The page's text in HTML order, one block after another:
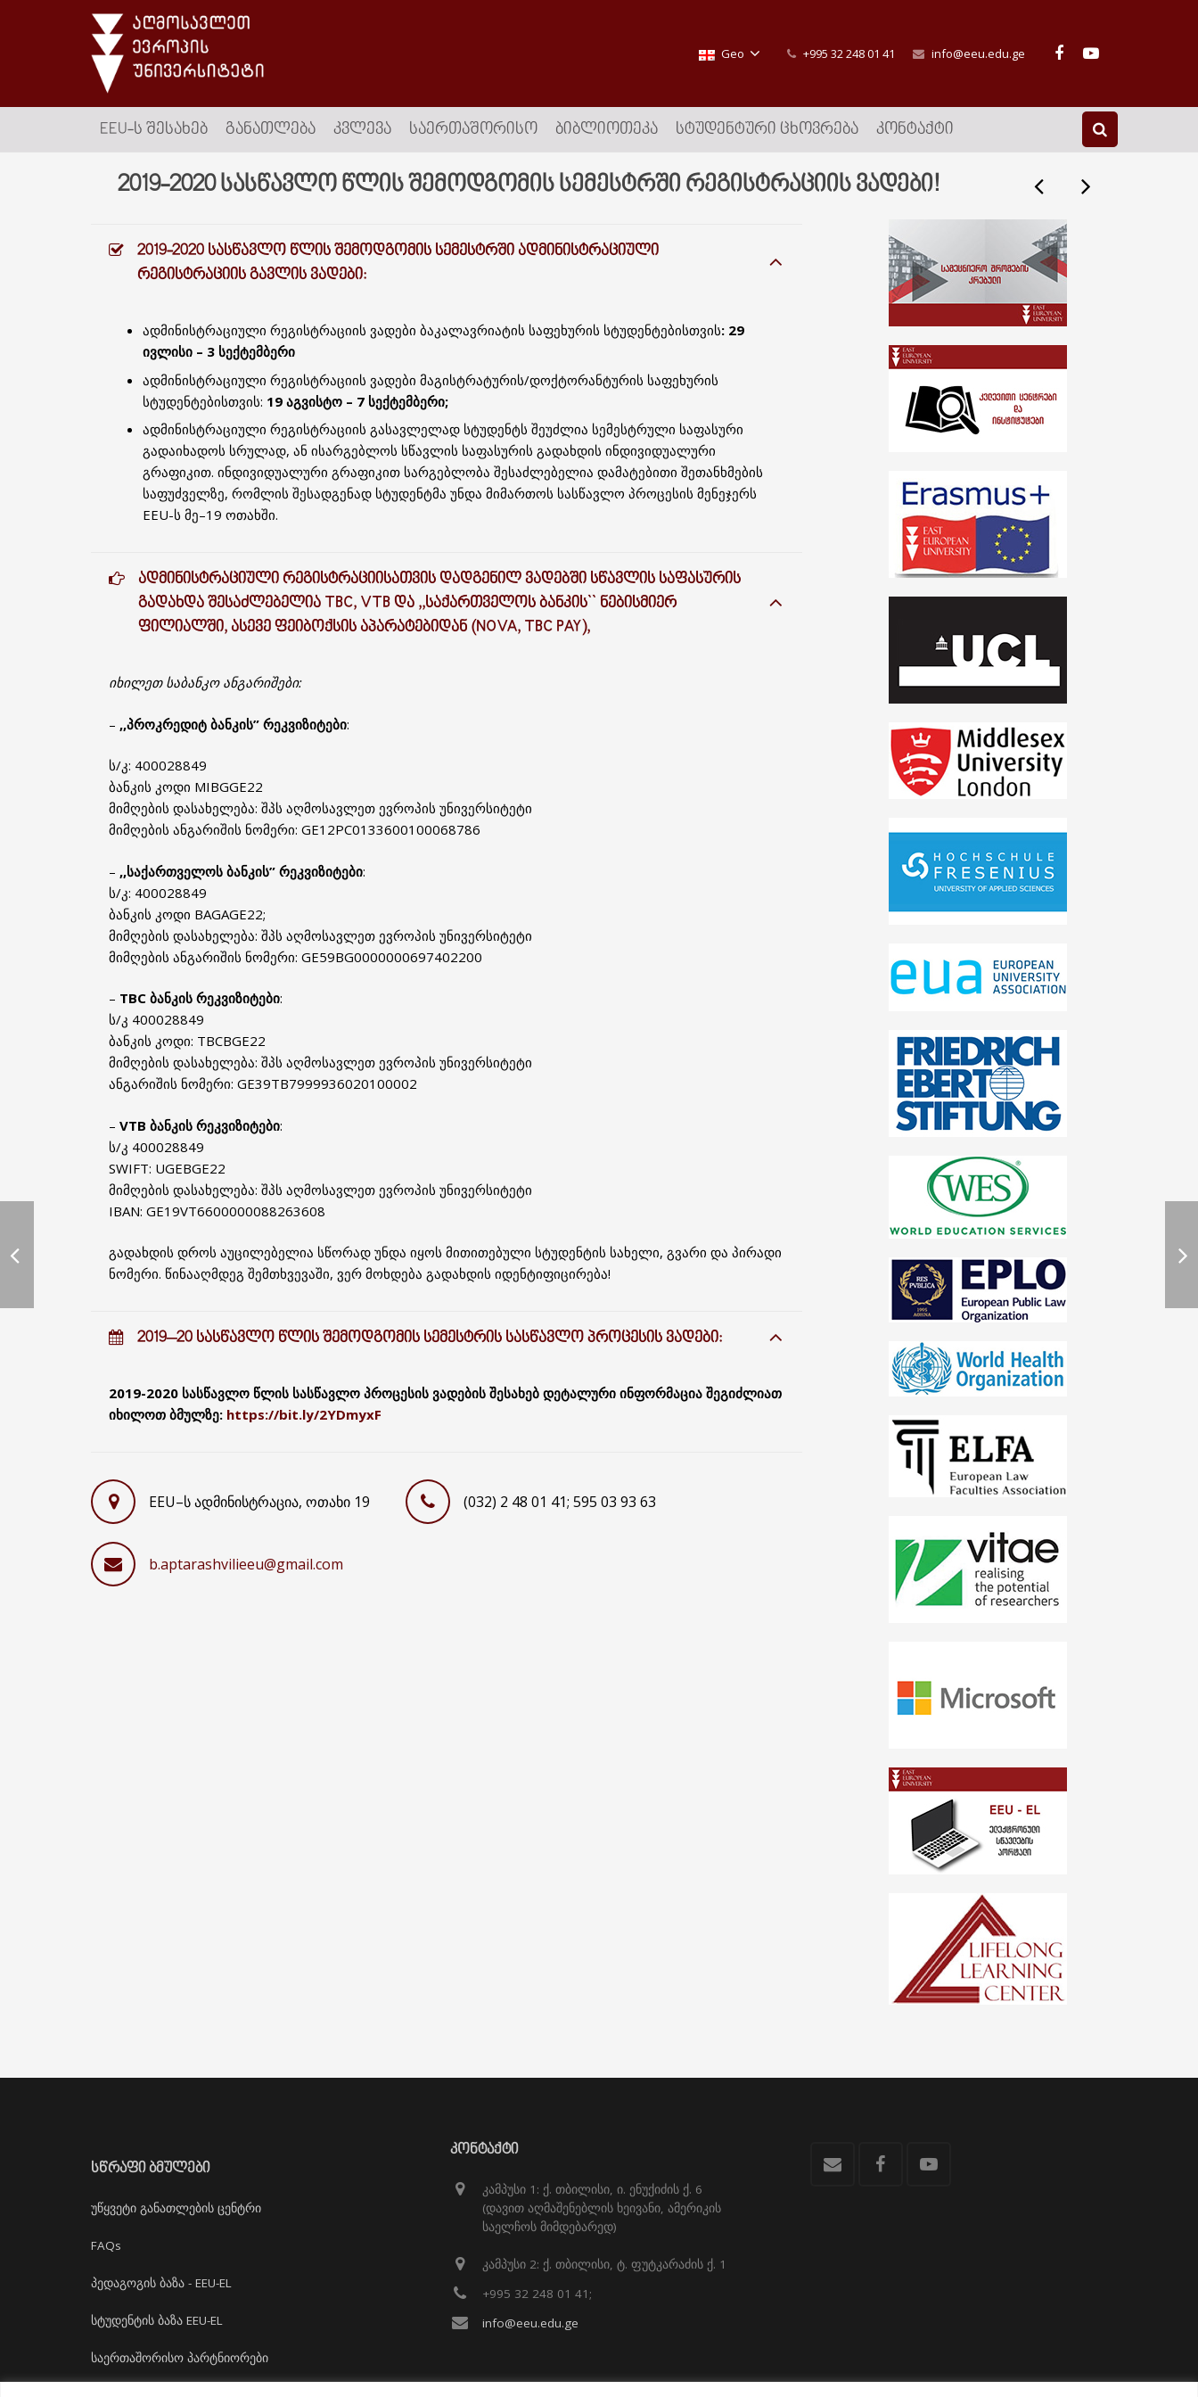
Geo +995 32 248 01 41 info@eeu.edu.ge
EEU-Ს ᲨᲔᲡᲐᲮᲔᲑ ᲒᲐᲜᲐᲗᲚᲔᲑᲐ ᲙᲕᲚᲔᲕᲐ ᲡᲐᲔᲠᲗᲐᲨᲝᲠᲘᲡᲝ ᲑᲘᲑᲚᲘᲝᲗᲔᲙᲐ ᲡᲢᲣᲓᲔᲜᲢᲣᲠᲘ ᲪᲮᲝᲕᲠᲔᲑᲐ ᲙᲝᲜᲢᲐᲥᲢᲘ
2019-2020 სასწავლო წლის შემოდგომის სემესტრში რეგისტრაციის ვადები!
2019-2020 ᲡᲐᲡᲬᲐᲕᲚᲝ ᲬᲚᲘᲡ ᲨᲔᲛᲝᲓᲒᲝᲛᲘᲡ ᲡᲔᲛᲔᲡᲢᲠᲨᲘ ᲐᲓᲛᲘᲜᲘᲡᲢᲠᲐᲪᲘᲣᲚᲘ
ᲠᲔᲒᲘᲡᲢᲠᲐᲪᲘᲘᲡ ᲒᲐᲕᲚᲘᲡ ᲕᲐᲓᲔᲑᲘ:
ადმინისტრაციული რეგისტრაციის ვადები ბაკალავრიატის საფეხურის სტუდენტებისთვის: 29
ივლისი – 3 სექტემბერი
ადმინისტრაციული რეგისტრაციის ვადები მაგისტრატურის/დოქტორანტურის საფეხურის
სტუდენტებისთვის: 19 აგვისტო – 7 სექტემბერი;
ადმინისტრაციული რეგისტრაციის გასავლელად სტუდენტს შეუძლია სემესტრული საფასური
გადაიხადოს სრულად, ან ისარგებლოს სწავლის საფასურის გადახდის ინდივიდუალური
გრაფიკით. ინდივიდუალური გრაფიკით სარგებლობა შესაძლებელია დამატებითი შეთანხმების
საფუძველზე, რომლის შესადგენად სტუდენტმა უნდა მიმართოს სასწავლო პროცესის მენეჯერს
EEU-ს მე–19 ოთახში.
ᲐᲓᲛᲘᲜᲘᲡᲢᲠᲐᲪᲘᲣᲚᲘ ᲠᲔᲒᲘᲡᲢᲠᲐᲪᲘᲘᲡᲐᲗᲕᲘᲡ ᲓᲐᲓᲒᲔᲜᲘᲚ ᲕᲐᲓᲔᲑᲨᲘ ᲡᲬᲐᲕᲚᲘᲡ ᲡᲐᲤᲐᲡᲣᲠᲘᲡ
ᲒᲐᲓᲐᲮᲓᲐ ᲨᲔᲡᲐᲫᲚᲔᲑᲔᲚᲘᲐ TBC, VTB ᲓᲐ ,,ᲡᲐᲥᲐᲠᲗᲕᲔᲚᲝᲡ ᲑᲐᲜᲙᲘᲡ`` ᲜᲔᲑᲘᲡᲛᲘᲔᲠ
ᲤᲘᲚᲘᲐᲚᲨᲘ, ᲐᲡᲔᲕᲔ ᲤᲔᲘᲑᲝᲥᲡᲘᲡ ᲐᲞᲐᲠᲐᲢᲔᲑᲘᲓᲐᲜ (NOVA, TBC PAY),
იხილეთ საბანკო ანგარიშები:
– ,,პროკრედიტ ბანკის” რეკვიზიტები:
ს/კ: 400028849
ბანკის კოდი MIBGGE22
მიმღების დასახელება: შპს აღმოსავლეთ ევროპის უნივერსიტეტი
მიმღების ანგარიშის ნომერი: GE12PC0133600100068786
– ,,საქართველოს ბანკის” რეკვიზიტები:
ს/კ: 400028849
ბანკის კოდი BAGAGE22;
მიმღების დასახელება: შპს აღმოსავლეთ ევროპის უნივერსიტეტი
მიმღების ანგარიშის ნომერი: GE59BG0000000697402200
– TBC ბანკის რეკვიზიტები:
ს/კ 400028849
ბანკის კოდი: TBCBGE22
მიმღების დასახელება: შპს აღმოსავლეთ ევროპის უნივერსიტეტი
ანგარიშის ნომერი: GE39TB7999936020100002
– VTB ბანკის რეკვიზიტები:
ს/კ 400028849
SWIFT: UGEBGE22
მიმღების დასახელება: შპს აღმოსავლეთ ევროპის უნივერსიტეტი
IBAN: GE19VT6600000088263608
გადახდის დროს აუცილებელია სწორად უნდა იყოს მითითებული სტუდენტის სახელი, გვარი და პირადი
ნომერი. წინააღმდეგ შემთხვევაში, ვერ მოხდება გადახდის იდენტიფიცირება!
2019–20 ᲡᲐᲡᲬᲐᲕᲚᲝ ᲬᲚᲘᲡ ᲨᲔᲛᲝᲓᲒᲝᲛᲘᲡ ᲡᲔᲛᲔᲡᲢᲠᲘᲡ ᲡᲐᲡᲬᲐᲕᲚᲝ ᲞᲠᲝᲪᲔᲡᲘᲡ ᲕᲐᲓᲔᲑᲘ:
2019-2020 სასწავლო წლის სასწავლო პროცესის ვადების შესახებ დეტალური ინფორმაცია შეგიძლიათ
იხილოთ ბმულზე: https://bit.ly/2YDmyxF
EEU–ს ადმინისტრაცია, ოთახი 19 (032) 2 48 01 41; 595 03 93 63
b.aptarashvilieeu@gmail.com
ᲡᲬᲠᲐᲤᲘ ᲑᲛᲣᲚᲔᲑᲘ
უწყვეტი განათლების ცენტრი
FAQs
პედაგოგის ბაზა - EEU-EL
სტუდენტის ბაზა EEU-EL
საერთაშორისო პარტნიორები
ᲙᲝᲜᲢᲐᲥᲢᲘ
კამპუსი 1: ქ. თბილისი, ი. ენუქიძის ქ. 6
(დავით აღმაშენებლის ხეივანი, ამერიკის
საელჩოს მიმდებარედ)
კამპუსი 2: ქ. თბილისი, ტ. ფუტკარაძის ქ. 1
+995 32 248 01 41;
info@eeu.edu.ge